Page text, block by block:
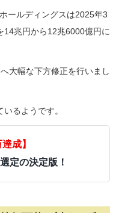
ールディングスは2025年3
14兆円から12兆6000億円に
大幅な下方修正を行いまし
るようです。
成】
定の決定版！